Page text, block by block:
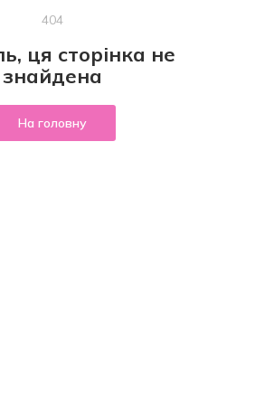
404
ця сторінка не
знайдена
На головну